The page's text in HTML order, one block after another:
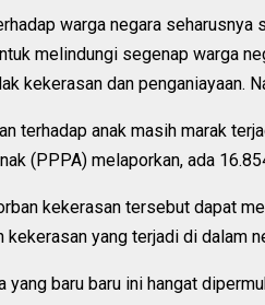
warga negara seharusnya
melindungi segenap warga
kekerasan dan penganiayaan.
terhadap anak masih marak
(PPPA) melaporkan, ada
kekerasan tersebut dapat
kekerasan yang terjadi di dalam
yang baru baru ini hangat